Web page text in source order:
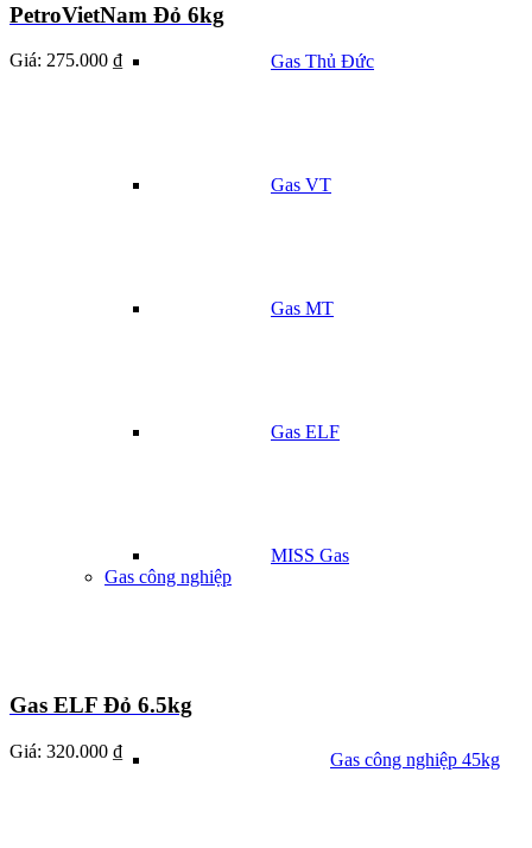
Gas Thủ Đức
Gas VT
Gas MT
Gas ELF
MISS Gas
Gas công nghiệp
Gas công nghiệp 45kg
PetroVietNam Đỏ 6kg
Giá: 275.000 ₫
Gas ELF Đỏ 6.5kg
Giá: 320.000 ₫